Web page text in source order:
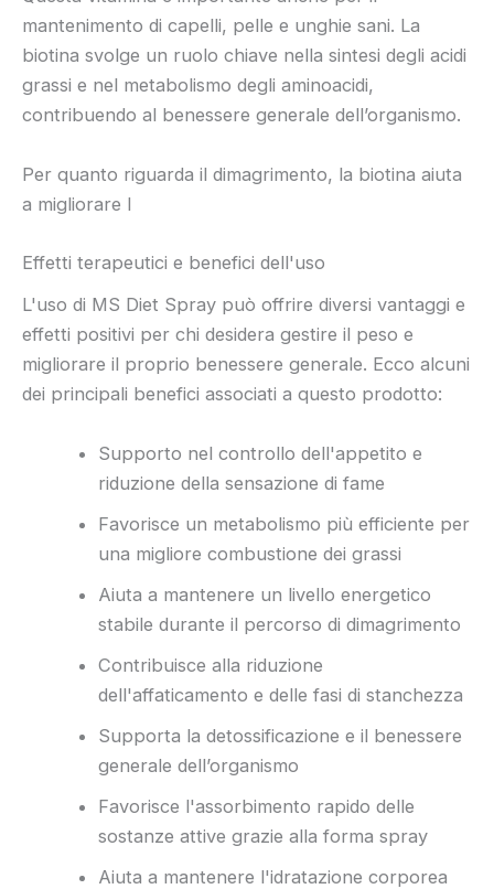
mantenimento di capelli, pelle e unghie sani. La
biotina svolge un ruolo chiave nella sintesi degli acidi
grassi e nel metabolismo degli aminoacidi,
contribuendo al benessere generale dell’organismo.
Per quanto riguarda il dimagrimento, la biotina aiuta
a migliorare l
Effetti terapeutici e benefici dell'uso
L'uso di MS Diet Spray può offrire diversi vantaggi e
effetti positivi per chi desidera gestire il peso e
migliorare il proprio benessere generale. Ecco alcuni
dei principali benefici associati a questo prodotto:
Supporto nel controllo dell'appetito e
riduzione della sensazione di fame
Favorisce un metabolismo più efficiente per
una migliore combustione dei grassi
Aiuta a mantenere un livello energetico
stabile durante il percorso di dimagrimento
Contribuisce alla riduzione
dell'affaticamento e delle fasi di stanchezza
Supporta la detossificazione e il benessere
generale dell’organismo
Favorisce l'assorbimento rapido delle
sostanze attive grazie alla forma spray
Aiuta a mantenere l'idratazione corporea